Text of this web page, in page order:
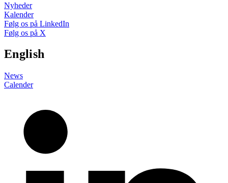
Nyheder
Kalender
Følg os på LinkedIn
Følg os på X
English
News
Calender